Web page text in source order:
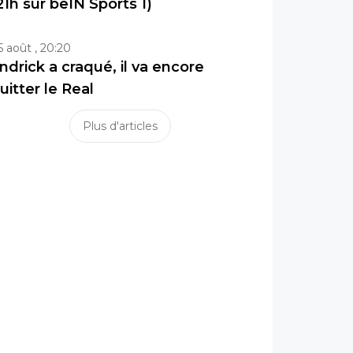
sur beIN Sports 1)
août , 20:20
a craqué, il va encore
le Real
Plus d'articles